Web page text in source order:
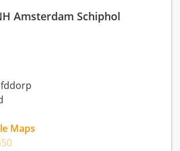
Amsterdam Schiphol
Maps